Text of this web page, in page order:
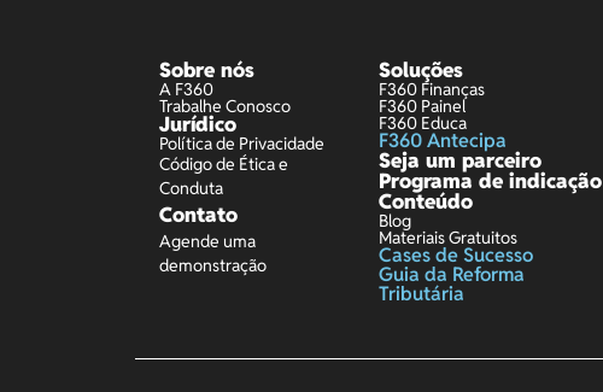
Sobre nós
A F360
Trabalhe Conosco
Jurídico
Política de Privacidade
Código de Ética e
Conduta
Contato
Agende uma
demonstração
Soluções
F360 Finanças
F360 Painel
F360 Educa
F360 Antecipa
Seja um parceiro
Programa de indicação
Conteúdo
Blog
Materiais Gratuitos
Cases de Sucesso
Guia da Reforma
Tributária